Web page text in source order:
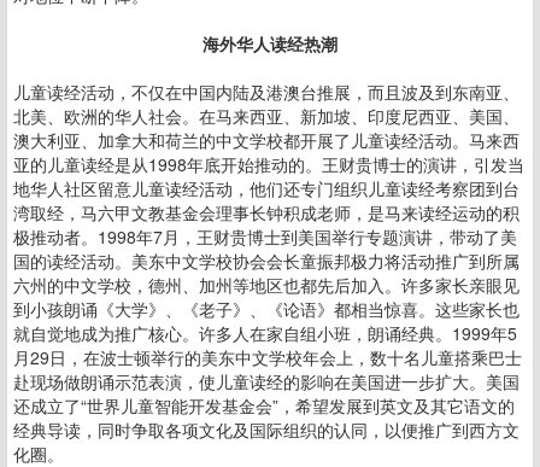
海外华人读经热潮
儿童读经活动，不仅在中国内陆及港澳台推展，而且波及到东南亚、
北美、欧洲的华人社会。在马来西亚、新加坡、印度尼西亚、美国、
澳大利亚、加拿大和荷兰的中文学校都开展了儿童读经活动。马来西
亚的儿童读经是从1998年底开始推动的。王财贵博士的演讲，引发当
地华人社区留意儿童读经活动，他们还专门组织儿童读经考察团到台
湾取经，马六甲文教基金会理事长钟积成老师，是马来读经运动的积
极推动者。1998年7月，王财贵博士到美国举行专题演讲，带动了美
国的读经活动。美东中文学校协会会长童振邦极力将活动推广到所属
六州的中文学校，德州、加州等地区也都先后加入。许多家长亲眼见
到小孩朗诵《大学》、《老子》、《论语》都相当惊喜。这些家长也
就自觉地成为推广核心。许多人在家自组小班，朗诵经典。1999年5
月29日，在波士顿举行的美东中文学校年会上，数十名儿童搭乘巴士
赴现场做朗诵示范表演，使儿童读经的影响在美国进一步扩大。美国
还成立了“世界儿童智能开发基金会”，希望发展到英文及其它语文的
经典导读，同时争取各项文化及国际组织的认同，以便推广到西方文
化圈。